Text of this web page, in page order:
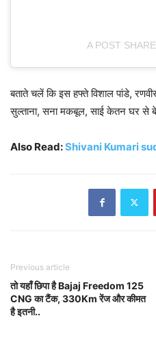
A POST
बताते चलें कि इस हफ्ते विशाल पांडे,
सुल्ताना, सना मकबूल, साई केतन घर से
Also Read:Shivani Kumari
Previous article
तो यहाँ छिपा है Bajaj Freedom 125
CNG का टैंक, 330Km रेंज और कीमत
है इतनी..